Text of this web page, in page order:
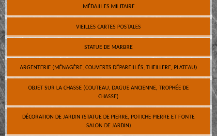
MÉDAILLES MILITAIRE
VIEILLES CARTES POSTALES
STATUE DE MARBRE
ARGENTERIE (MÉNAGÈRE, COUVERTS DÉPAREILLÉS, THEILLERE, PLATEAU)
OBJET SUR LA CHASSE (COUTEAU, DAGUE ANCIENNE, TROPHÉE DE
CHASSE)
DÉCORATION DE JARDIN (STATUE DE PIERRE, POTICHE PIERRE ET FONTE
SALON DE JARDIN)